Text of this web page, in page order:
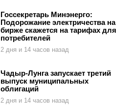
Госсекретарь Минэнерго:
Подорожание электричества на
бирже скажется на тарифах для
потребителей
2 дня и 14 часов назад
Чадыр-Лунга запускает третий
выпуск муниципальных
облигаций
2 дня и 14 часов назад